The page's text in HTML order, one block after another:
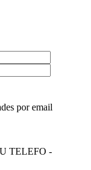
por email